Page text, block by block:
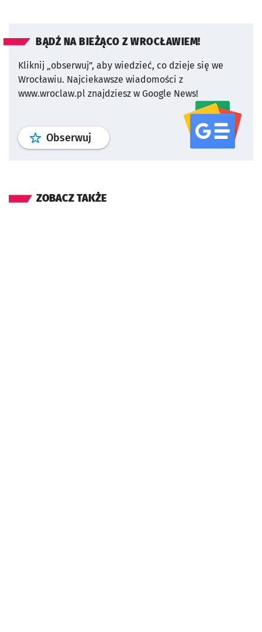
BĄDŹ NA BIEŻĄCO Z WROCŁAWIEM!
Kliknij „obserwuj”, aby wiedzieć, co dzieje się we
Wrocławiu. Najciekawsze wiadomości z
www.wroclaw.pl znajdziesz w Google News!
Obserwuj profil serwisu
ZOBACZ TAKŻE